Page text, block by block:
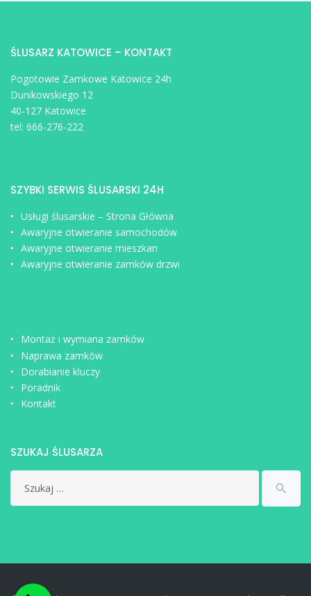
ŚLUSARZ KATOWICE – KONTAKT
Pogotowie Zamkowe Katowice 24h
Dunikowskiego 12
40-127 Katowice
tel: 666-276-222
SZYBKI SERWIS ŚLUSARSKI 24H
Usługi ślusarskie – Strona Główna
Awaryjne otwieranie samochodów
Awaryjne otwieranie mieszkan
Awaryjne otwieranie zamków drzwi
Montaż i wymiana zamków
Naprawa zamków
Dorabianie kluczy
Poradnik
Kontakt
SZUKAJ ŚLUSARZA
search